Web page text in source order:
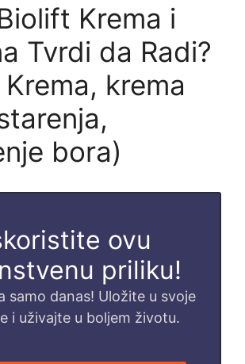
Krema i
Tvrdi da Radi?
krema
bora)
ovu
priliku!
samo danas! Uložite u svoje
i uživajte u boljem životu.